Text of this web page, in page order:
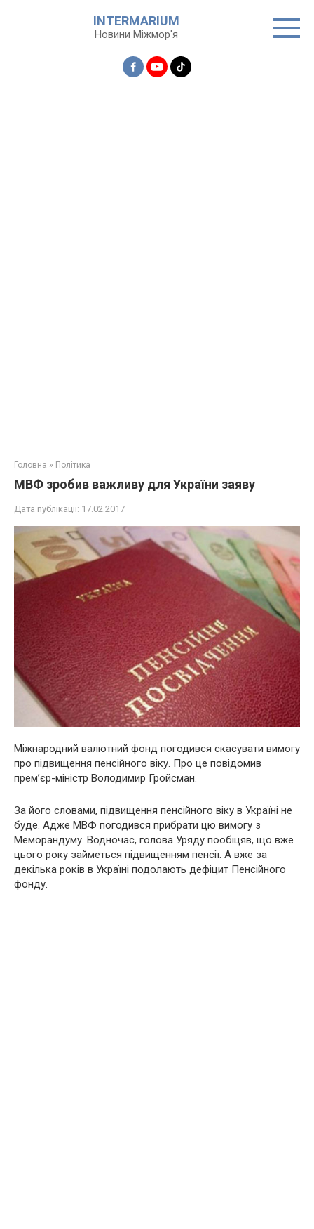
INTERMARIUM
Новини Міжмор'я
Головна » Політика
МВФ зробив важливу для України заяву
Дата публікації: 17.02.2017
Міжнародний валютний фонд погодився скасувати вимогу
про підвищення пенсійного віку. Про це повідомив
прем’єр-міністр Володимир Гройсман.
За його словами, підвищення пенсійного віку в Україні не
буде. Адже МВФ погодився прибрати цю вимогу з
Меморандуму. Водночас, голова Уряду пообіцяв, що вже
цього року займеться підвищенням пенсії. А вже за
декілька років в Україні подолають дефіцит Пенсійного
фонду.